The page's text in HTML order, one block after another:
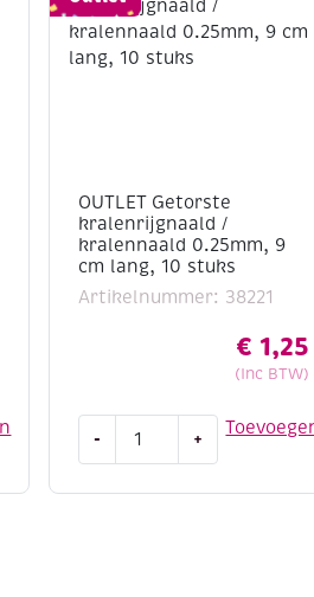
OUTLET Getorste
kralenrijgnaald /
kralennaald 0.25mm, 9
cm lang, 10 stuks
Artikelnummer: 38221
€ 1,25
(Inc BTW)
-
Getorste
+